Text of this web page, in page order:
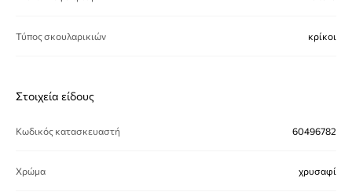
Τύπος σκουλαρικιών κρίκοι
Στοιχεία είδους
Κωδικός κατασκευαστή 60496782
Χρώμα χρυσαφί